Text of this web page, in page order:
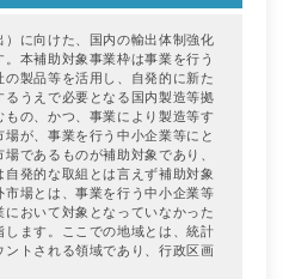
）に向けた、国内の輸出体制強化
本補助対象事業枠は事業を行う
の製品等を活用し、自発的に新た
るうえで必要となる国内製造等拠
もの、かつ、事業により製造等す
場が、事業を行う中小企業等にと
であるものが補助対象であり、
自発的な取組とは言えず補助対象
市場とは、事業を行う中小企業等
において対象となっていなかった
します。ここでの地域とは、統計
ントされる領域であり、行政区画